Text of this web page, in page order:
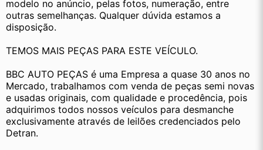
modelo no anúncio, pelas fotos, numeração, entre
outras semelhanças. Qualquer dúvida estamos a
disposição.
TEMOS MAIS PEÇAS PARA ESTE VEÍCULO.
BBC AUTO PEÇAS é uma Empresa a quase 30 anos no
Mercado, trabalhamos com venda de peças semi novas
e usadas originais, com qualidade e procedência, pois
adquirimos todos nossos veículos para desmanche
exclusivamente através de leilões credenciados pelo
Detran.